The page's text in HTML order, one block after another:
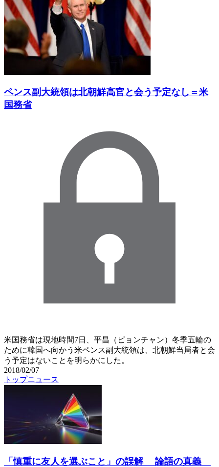
ペンス副大統領は北朝鮮高官と会う予定なし＝米
国務省
米国務省は現地時間7日、平昌（ピョンチャン）冬季五輪の
ために韓国へ向かう米ペンス副大統領は、北朝鮮当局者と会
う予定はないことを明らかにした。
2018/02/07
トップニュース
「慎重に友人を選ぶこと」の誤解 論語の真義